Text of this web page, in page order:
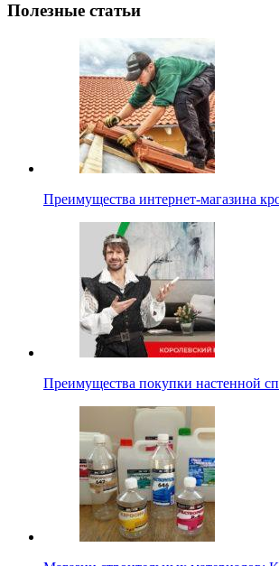
Полезные статьи
Преимущества интернет-магазина
Преимущества покупки настенной